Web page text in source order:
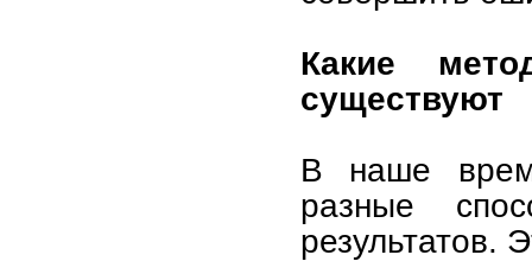
Какие
существуют
В наше
разные
результатов.